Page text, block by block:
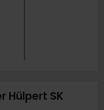
Hülpert SK